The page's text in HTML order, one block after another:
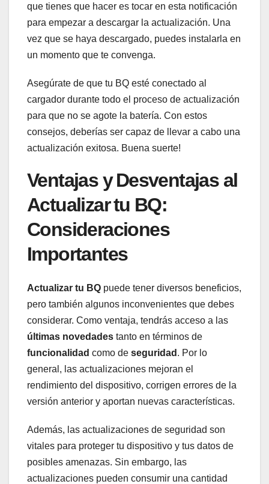
que tienes que⁤ hacer es tocar en ⁣esta‍ notificación
para empezar a descargar‌ la actualización. ‌Una
vez que se haya descargado, puedes instalarla en
un momento que te ⁤convenga.
Asegúrate de que tu⁢ BQ esté conectado⁣ al‌
cargador ⁣durante todo el proceso de actualización
para que no se⁢ agote la batería. Con estos‌
consejos, deberías ser capaz de llevar a cabo una
actualización⁣ exitosa. Buena suerte!
Ventajas​ y ⁣Desventajas al
Actualizar ⁢tu BQ:‌
Consideraciones
Importantes
Actualizar tu BQ puede tener diversos ⁢beneficios,
pero⁢ también algunos‍ inconvenientes que ⁤debes
considerar. Como ventaja, tendrás acceso a las
últimas novedades tanto en términos de
funcionalidad como⁤ de seguridad . Por lo
general, las actualizaciones mejoran ⁣el⁤
rendimiento del dispositivo, corrigen errores de la⁤
versión anterior ​y aportan ‌nuevas ​características.
Además,​ las actualizaciones ‍de seguridad son
vitales ⁢para proteger tu ⁢dispositivo y tus datos‍ de‍
posibles amenazas. ⁤Sin ‍embargo, las
actualizaciones pueden consumir una cantidad